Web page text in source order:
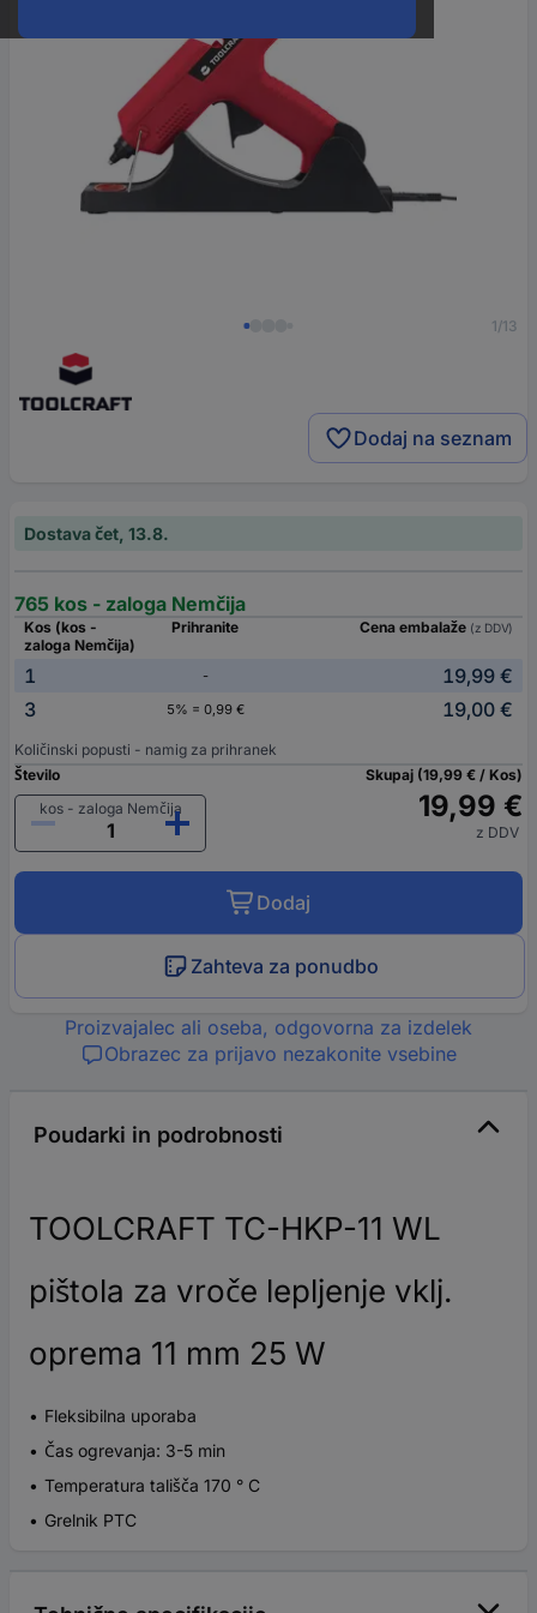
1/13
Dodaj na seznam
Dostava čet, 13.8.
765 kos - zaloga Nemčija
Kos (kos -
zaloga Nemčija)
Prihranite Cena embalaže (z DDV)
1 -
19,99 €
3
5% = 0,99 € 19,00 €
Količinski popusti - namig za prihranek
Število
kos - zaloga Nemčija
Skupaj (19,99 € / Kos)
19,99 €
z DDV
Dodaj
Zahteva za ponudbo
Proizvajalec ali oseba, odgovorna za izdelek
Obrazec za prijavo nezakonite vsebine
Poudarki in podrobnosti
TOOLCRAFT TC-HKP-11 WL
pištola za vroče lepljenje vklj.
oprema 11 mm 25 W
Fleksibilna uporaba
Čas ogrevanja: 3-5 min
Temperatura tališča 170 ° C
Grelnik PTC